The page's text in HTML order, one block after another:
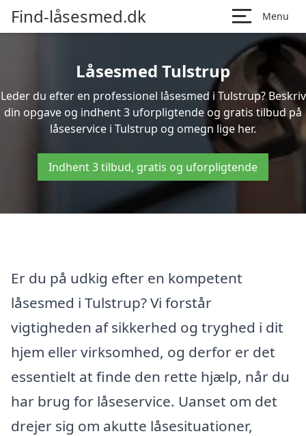
Find-låsesmed.dk Menu
Låsesmed Tulstrup
Leder du efter en professionel låsesmed i Tulstrup? Beskriv
din opgave og indhent 3 uforpligtende og gratis tilbud på
låseservice i Tulstrup og omegn lige her.
Indhent 3 tilbud, gratis og uforpligtende
Er du på udkig efter en kompetent
låsesmed i Tulstrup? Vi forstår
vigtigheden af sikkerhed og tryghed i dit
hjem eller virksomhed, og derfor er det
essentielt at finde den rette hjælp, når du
har brug for låseservice. Uanset om det
drejer sig om akutte låsesituationer,